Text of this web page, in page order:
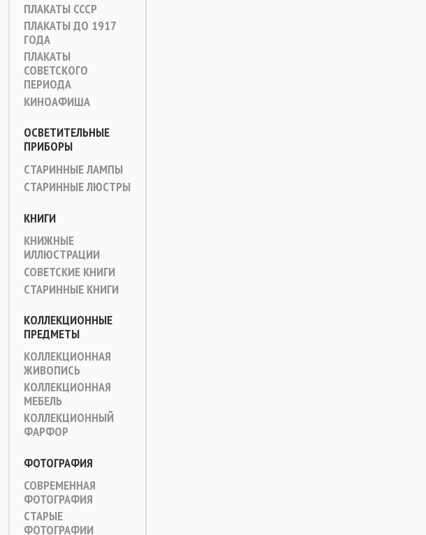
ПЛАКАТЫ СССР
ПЛАКАТЫ ДО 1917
ГОДА
ПЛАКАТЫ
СОВЕТСКОГО
ПЕРИОДА
КИНОАФИША
ОСВЕТИТЕЛЬНЫЕ
ПРИБОРЫ
СТАРИННЫЕ ЛАМПЫ
СТАРИННЫЕ ЛЮСТРЫ
КНИГИ
КНИЖНЫЕ
ИЛЛЮСТРАЦИИ
СОВЕТСКИЕ КНИГИ
СТАРИННЫЕ КНИГИ
КОЛЛЕКЦИОННЫЕ
ПРЕДМЕТЫ
КОЛЛЕКЦИОННАЯ
ЖИВОПИСЬ
КОЛЛЕКЦИОННАЯ
МЕБЕЛЬ
КОЛЛЕКЦИОННЫЙ
ФАРФОР
ФОТОГРАФИЯ
СОВРЕМЕННАЯ
ФОТОГРАФИЯ
СТАРЫЕ
ФОТОГРАФИИ